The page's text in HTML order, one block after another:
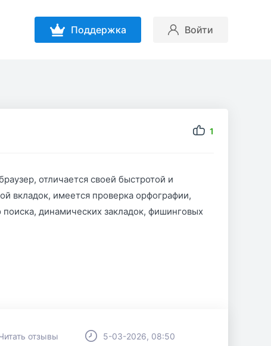
Поддержка Войти
1
отличается своей быстротой и
вкладок, имеется проверка орфографии,
динамических закладок, фишинговых
отзывы 5-03-2026, 08:50